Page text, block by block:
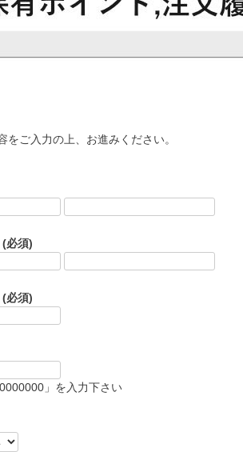
をご入力の上、お進みください。
(必須)
(必須)
」を入力下さい